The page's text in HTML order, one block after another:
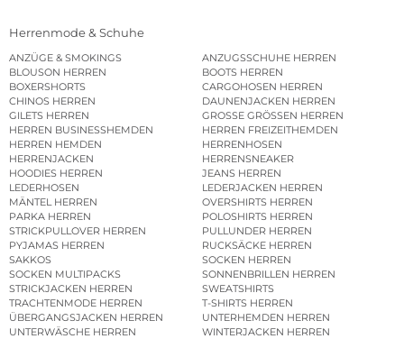
Herrenmode & Schuhe
ANZÜGE & SMOKINGS
ANZUGSSCHUHE HERREN
BLOUSON HERREN
BOOTS HERREN
BOXERSHORTS
CARGOHOSEN HERREN
CHINOS HERREN
DAUNENJACKEN HERREN
GILETS HERREN
GROSSE GRÖSSEN HERREN
HERREN BUSINESSHEMDEN
HERREN FREIZEITHEMDEN
HERREN HEMDEN
HERRENHOSEN
HERRENJACKEN
HERRENSNEAKER
HOODIES HERREN
JEANS HERREN
LEDERHOSEN
LEDERJACKEN HERREN
MÄNTEL HERREN
OVERSHIRTS HERREN
PARKA HERREN
POLOSHIRTS HERREN
STRICKPULLOVER HERREN
PULLUNDER HERREN
PYJAMAS HERREN
RUCKSÄCKE HERREN
SAKKOS
SOCKEN HERREN
SOCKEN MULTIPACKS
SONNENBRILLEN HERREN
STRICKJACKEN HERREN
SWEATSHIRTS
TRACHTENMODE HERREN
T-SHIRTS HERREN
ÜBERGANGSJACKEN HERREN
UNTERHEMDEN HERREN
UNTERWÄSCHE HERREN
WINTERJACKEN HERREN